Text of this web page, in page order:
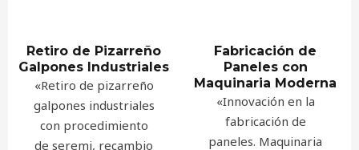
Retiro de Pizarreño
Galpones Industriales
«Retiro de pizarreño
galpones industriales
con procedimiento
de seremi, recambio
Fabricación de
Paneles con
Maquinaria Moderna
«Innovación en la
fabricación de
paneles. Maquinaria